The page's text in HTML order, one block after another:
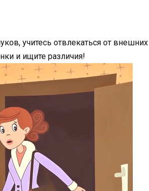
учитесь отвлекаться от внешних
и ищите различия!